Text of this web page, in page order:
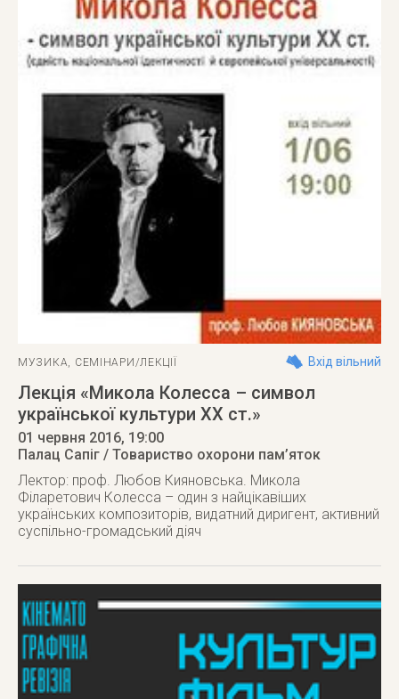
МУЗИКА, СЕМІНАРИ/ЛЕКЦІЇ Вхід вільний
Лекція «Микола Колесса – символ
української культури ХХ ст.»
01 червня 2016, 19:00
Палац Сапіг / Товариство охорони пам’яток
Лектор: проф. Любов Кияновська. Микола
Філаретович Колесса – один з найцікавіших
українських композиторів, видатний диригент, активний
суспільно-громадський діяч